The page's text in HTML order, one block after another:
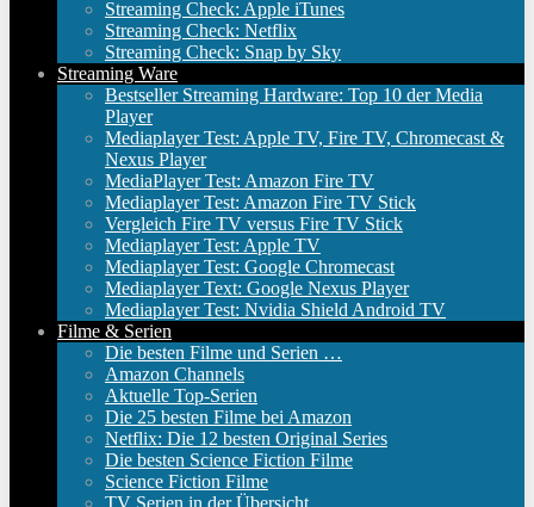
Streaming Check: Apple iTunes
Streaming Check: Netflix
Streaming Check: Snap by Sky
Streaming Ware
Bestseller Streaming Hardware: Top 10 der Media
Player
Mediaplayer Test: Apple TV, Fire TV, Chromecast &
Nexus Player
MediaPlayer Test: Amazon Fire TV
Mediaplayer Test: Amazon Fire TV Stick
Vergleich Fire TV versus Fire TV Stick
Mediaplayer Test: Apple TV
Mediaplayer Test: Google Chromecast
Mediaplayer Text: Google Nexus Player
Mediaplayer Test: Nvidia Shield Android TV
Filme & Serien
Die besten Filme und Serien …
Amazon Channels
Aktuelle Top-Serien
Die 25 besten Filme bei Amazon
Netflix: Die 12 besten Original Series
Die besten Science Fiction Filme
Science Fiction Filme
TV Serien in der Übersicht